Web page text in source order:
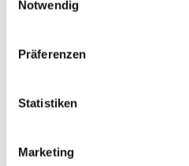
Impressum
Notwendig
Präferenzen
Statistiken
Marketing
Plan your trip
Deutsche Bahn AG
Google Maps